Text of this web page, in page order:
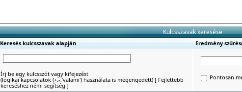
Kulcsszavak keresése
Keresés kulcsszavak alapján Eredmény
Írj be egy kulcsszót vagy kifejezést
(logikai kapcsolatok (+,-,'valami') használata is megengedett)[ Fejlettebb
kereséshez némi segítség ]
Pontosan